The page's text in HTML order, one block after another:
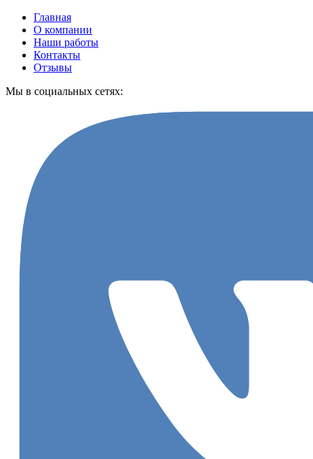
Главная
О компании
Наши работы
Контакты
Отзывы
Мы в социальных сетях: